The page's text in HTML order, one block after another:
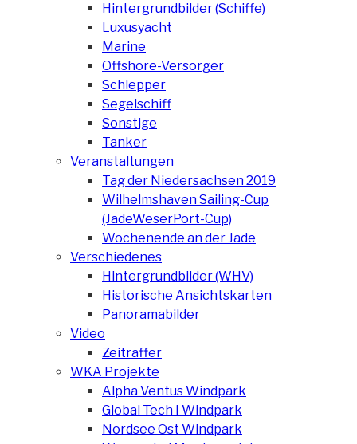
Hintergrundbilder (Schiffe)
Luxusyacht
Marine
Offshore-Versorger
Schlepper
Segelschiff
Sonstige
Tanker
Veranstaltungen
Tag der Niedersachsen 2019
Wilhelmshaven Sailing-Cup
(JadeWeserPort-Cup)
Wochenende an der Jade
Verschiedenes
Hintergrundbilder (WHV)
Historische Ansichtskarten
Panoramabilder
Video
Zeitraffer
WKA Projekte
Alpha Ventus Windpark
Global Tech I Windpark
Nordsee Ost Windpark